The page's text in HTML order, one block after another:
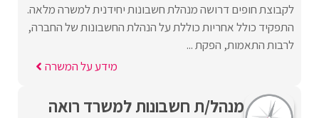
לקבוצת חופים דרושה מנהלת חשבונות יחידנית למשרה מלאה.
התפקיד כולל אחריות כוללת על הנהלת החשבונות של החברה,
לרבות התאמות, הפקת ...
מידע על המשרה
מנהל/ת חשבונות למשרד רואה